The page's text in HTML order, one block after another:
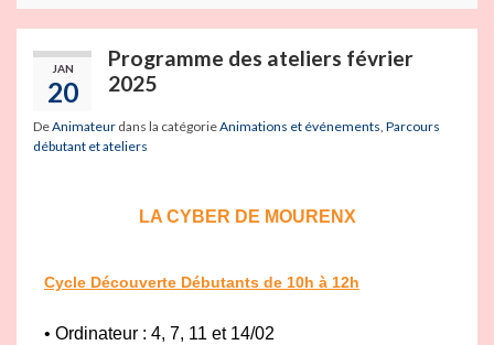
JAN
20
Programme des ateliers février
2025
DeAnimateur dans la catégorieAnimations et événements, Parcours
débutant et ateliers
LA CYBER DE MOURENX
Cycle Découverte Débutants de 10h à 12h
• Ordinateur : 4, 7, 11 et 14/02